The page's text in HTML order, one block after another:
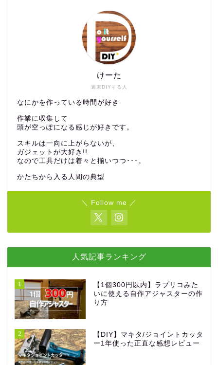
週末DIYする人
けーた
なにかを作っている時間が好き
作業に収集して
頭が空っぽになる感じが好きです。
スキルは一向に上がらないが、
ガジェットが大好き!!
なので工具だけは着々と揃いつつ･･･。
かたちから入る人間の典型
＼ Follow me ／
人気記事ランキング
1
【1個300円以内】ラブリコみた
いに使える自作アジャスターの作
り方
2
【DIY】マキタ/ジョイントカッタ
ー1年使った正直な感想レビュー